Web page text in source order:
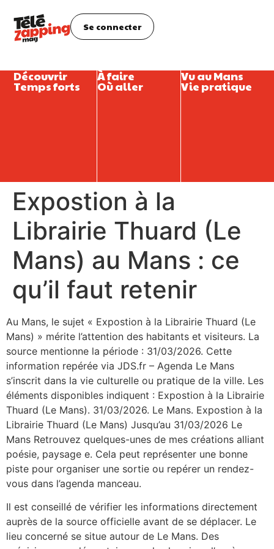
Se connecter
Découvrir
Temps forts
À faire
Où aller
Vu au Mans
Vie pratique
Expostion à la
Librairie Thuard (Le
Mans) au Mans : ce
qu’il faut retenir
Au Mans, le sujet « Expostion à la Librairie Thuard (Le
Mans) » mérite l’attention des habitants et visiteurs. La
source mentionne la période : 31/03/2026. Cette
information repérée via JDS.fr – Agenda Le Mans
s’inscrit dans la vie culturelle ou pratique de la ville. Les
éléments disponibles indiquent : Expostion à la Librairie
Thuard (Le Mans). 31/03/2026. Le Mans. Expostion à la
Librairie Thuard (Le Mans) Jusqu’au 31/03/2026 Le
Mans Retrouvez quelques-unes de mes créations alliant
poésie, paysage e. Cela peut représenter une bonne
piste pour organiser une sortie ou repérer un rendez-
vous dans l’agenda manceau.
Il est conseillé de vérifier les informations directement
auprès de la source officielle avant de se déplacer. Le
lieu concerné se situe autour de Le Mans. Des